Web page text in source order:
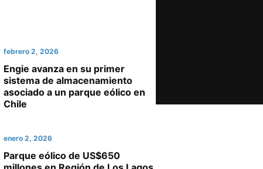
febrero 2, 2026
Engie avanza en su primer
sistema de almacenamiento
asociado a un parque eólico en
Chile
enero 2, 2026
Parque eólico de US$650